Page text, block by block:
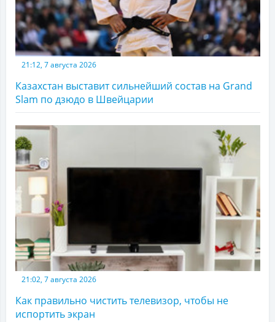
21:12, 7 августа 2026
Казахстан выставит сильнейший состав на Grand
Slam по дзюдо в Швейцарии
21:02, 7 августа 2026
Как правильно чистить телевизор, чтобы не
испортить экран